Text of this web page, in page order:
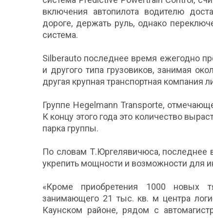
включения автопилота водителю
дороге, держать руль, однако
система.
Silberauto последнее время ежегодно
и другого типа грузовиков, занимая
другая крупная транспортная компания
Группе Hegelmann Transporte,
К концу этого года это количество
парка группы.
По словам Т.Юргелявичюса, последнее
укрепить мощности и возможности для
«Кроме приобретения 1000 новых
занимающего 21 тыс. кв. м центра
Каунском районе, рядом с